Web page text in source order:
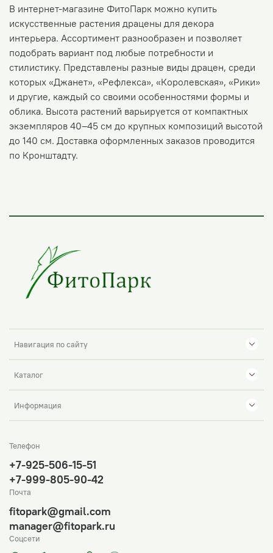
В интернет-магазине ФитоПарк можно купить
искусственные растения драцены для декора
интерьера. Ассортимент разнообразен и позволяет
подобрать вариант под любые потребности и
стилистику. Представлены разные виды драцен, среди
которых «Джанет», «Рефлекса», «Королевская», «Рики»
и другие, каждый со своими особенностями формы и
облика. Высота растений варьируется от компактных
экземпляров 40–45 см до крупных композиций высотой
до 140 см. Доставка оформленных заказов проводится
по Кронштадту.
Навигация по сайту
Каталог
Информация
Телефон
+7-925-506-15-51
+7-999-805-90-42
Почта
fitopark@gmail.com
manager@fitopark.ru
Соцсети